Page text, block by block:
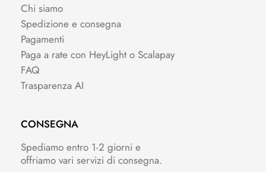
Chi siamo
Spedizione e consegna
Pagamenti
Paga a rate con HeyLight o Scalapay
FAQ
Trasparenza AI
CONSEGNA
Spediamo entro 1-2 giorni e
offriamo vari servizi di consegna.